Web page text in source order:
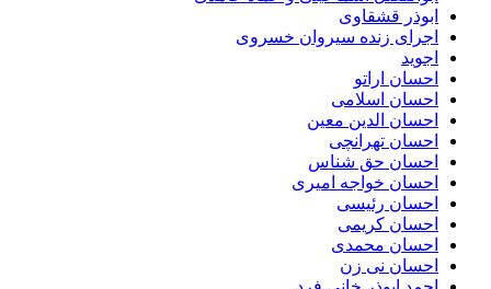
ابوذر قشقاوی
اجرای زنده سیروان خسروی
اجوید
احسان اراتو
احسان اسلامی
احسان الدین معین
احسان تهرانچی
احسان حق شناس
احسان خواجه امیری
احسان رئیسی
احسان کریمی
احسان محمدی
احسان نی زن